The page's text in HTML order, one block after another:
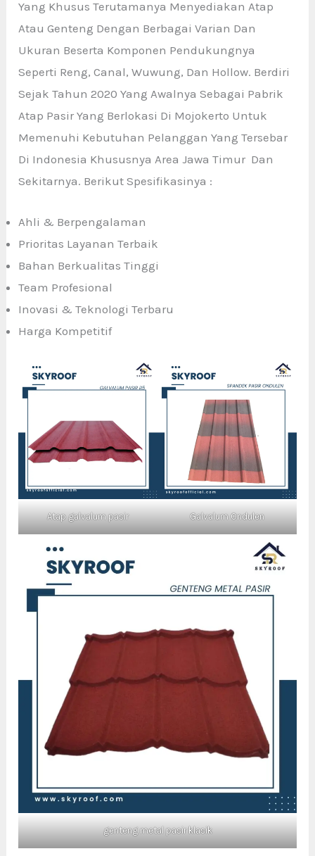
Yang Khusus Terutamanya Menyediakan Atap
Atau Genteng Dengan Berbagai Varian Dan
Ukuran Beserta Komponen Pendukungnya
Seperti Reng, Canal, Wuwung, Dan Hollow. Berdiri
Sejak Tahun 2020 Yang Awalnya Sebagai Pabrik
Atap Pasir Yang Berlokasi Di Mojokerto Untuk
Memenuhi Kebutuhan Pelanggan Yang Tersebar
Di Indonesia Khususnya Area Jawa Timur Dan
Sekitarnya. Berikut Spesifikasinya :
Ahli & Berpengalaman
Prioritas Layanan Terbaik
Bahan Berkualitas Tinggi
Team Profesional
Inovasi & Teknologi Terbaru
Harga Kompetitif
Atap galvalum pasir Galvalum Ondulen
genteng metal pasir klasik